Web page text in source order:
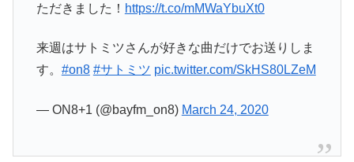
ただきました！ https://t.co/mMWaYbuXt0
来週はサトミツさんが好きな曲だけでお送りしま
す。 #on8 #サトミツ pic.twitter.com/SkHS80LZeM
— ON8+1 (@bayfm_on8) March 24, 2020